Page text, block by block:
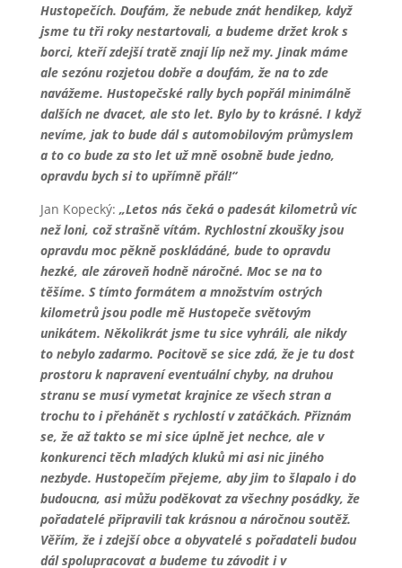
Hustopečích. Doufám, že nebude znát hendikep, když
jsme tu tři roky nestartovali, a budeme držet krok s
borci, kteří zdejší tratě znají líp než my. Jinak máme
ale sezónu rozjetou dobře a doufám, že na to zde
navážeme. Hustopečské rally bych popřál minimálně
dalších ne dvacet, ale sto let. Bylo by to krásné. I když
nevíme, jak to bude dál s automobilovým průmyslem
a to co bude za sto let už mně osobně bude jedno,
opravdu bych si to upřímně přál!“
Jan Kopecký: „Letos nás čeká o padesát kilometrů víc
než loni, což strašně vítám. Rychlostní zkoušky jsou
opravdu moc pěkně poskládáné, bude to opravdu
hezké, ale zároveň hodně náročné. Moc se na to
těšíme. S tímto formátem a množstvím ostrých
kilometrů jsou podle mě Hustopeče světovým
unikátem. Několikrát jsme tu sice vyhráli, ale nikdy
to nebylo zadarmo. Pocitově se sice zdá, že je tu dost
prostoru k napravení eventuální chyby, na druhou
stranu se musí vymetat krajnice ze všech stran a
trochu to i přehánět s rychlostí v zatáčkách. Přiznám
se, že až takto se mi sice úplně jet nechce, ale v
konkurenci těch mladých kluků mi asi nic jiného
nezbyde. Hustopečím přejeme, aby jim to šlapalo i do
budoucna, asi můžu poděkovat za všechny posádky, že
pořadatelé připravili tak krásnou a náročnou soutěž.
Věřím, že i zdejší obce a obyvatelé s pořadateli budou
dál spolupracovat a budeme tu závodit i v